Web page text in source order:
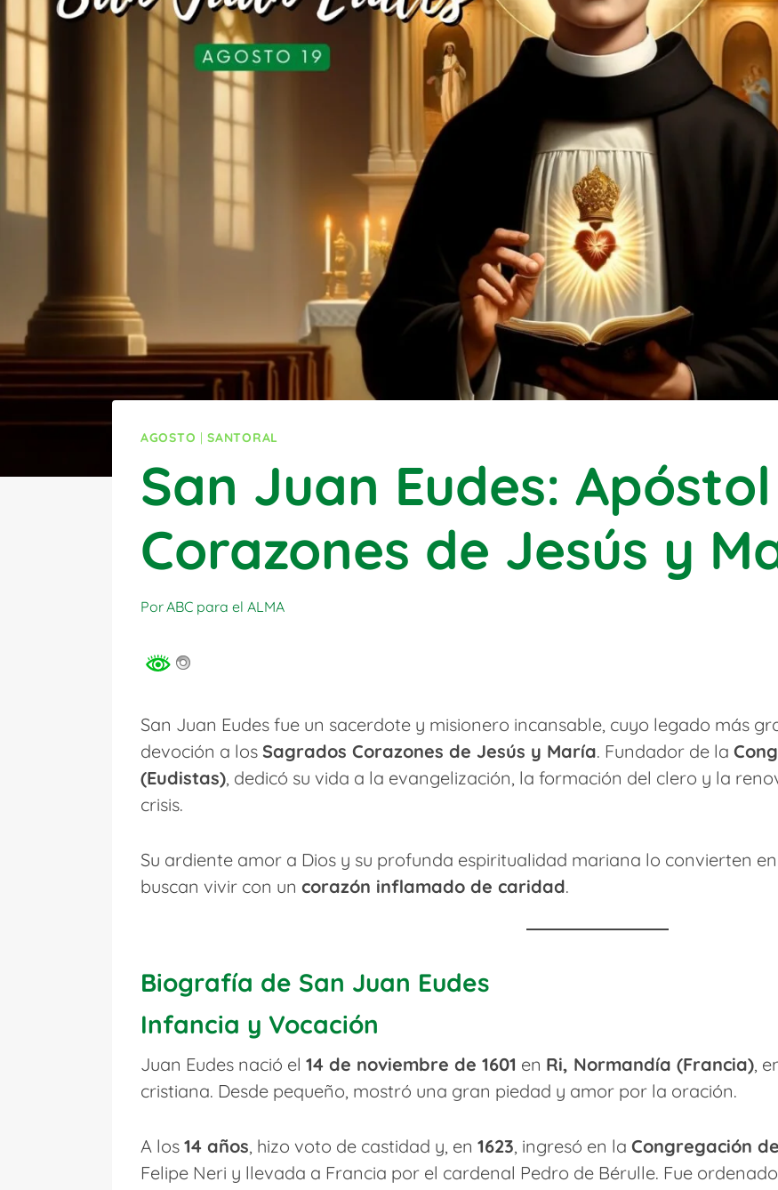
AGOSTO |SANTORAL
San Juan Eudes:
Corazones de Jesús y
PorABC para el ALMA
San Juan Eudes fue un sacerdote y misionero incansable, cuyo legado más
devoción a los Sagrados Corazones de Jesús y María. Fundador de la
(Eudistas), dedicó su vida a la evangelización, la formación del clero y la
crisis.
Su ardiente amor a Dios y su profunda espiritualidad mariana lo convierten
buscan vivir con un corazón inflamado de caridad.
Biografía de San Juan Eudes
Infancia y Vocación
Juan Eudes nació el 14 de noviembre de 1601 en Ri, Normandía (Francia),
cristiana. Desde pequeño, mostró una gran piedad y amor por la oración.
A los 14 años, hizo voto de castidad y, en 1623, ingresó en la Congregación
Felipe Neri y llevada a Francia por el cardenal Pedro de Bérulle. Fue